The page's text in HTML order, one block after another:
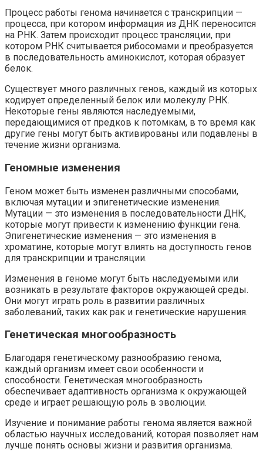
Процесс работы генома начинается с транскрипции —
процесса, при котором информация из ДНК переносится
на РНК. Затем происходит процесс трансляции, при
котором РНК считывается рибосомами и преобразуется
в последовательность аминокислот, которая образует
белок.
Существует много различных генов, каждый из которых
кодирует определенный белок или молекулу РНК.
Некоторые гены являются наследуемыми,
передающимися от предков к потомкам, в то время как
другие гены могут быть активированы или подавлены в
течение жизни организма.
Геномные изменения
Геном может быть изменен различными способами,
включая мутации и эпигенетические изменения.
Мутации — это изменения в последовательности ДНК,
которые могут привести к изменению функции гена.
Эпигенетические изменения — это изменения в
хроматине, которые могут влиять на доступность генов
для транскрипции и трансляции.
Изменения в геноме могут быть наследуемыми или
возникать в результате факторов окружающей среды.
Они могут играть роль в развитии различных
заболеваний, таких как рак и генетические нарушения.
Генетическая многообразность
Благодаря генетическому разнообразию генома,
каждый организм имеет свои особенности и
способности. Генетическая многообразность
обеспечивает адаптивность организма к окружающей
среде и играет решающую роль в эволюции.
Изучение и понимание работы генома является важной
областью научных исследований, которая позволяет нам
лучше понять основы жизни и развития организма.